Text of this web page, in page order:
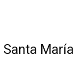
Santa María